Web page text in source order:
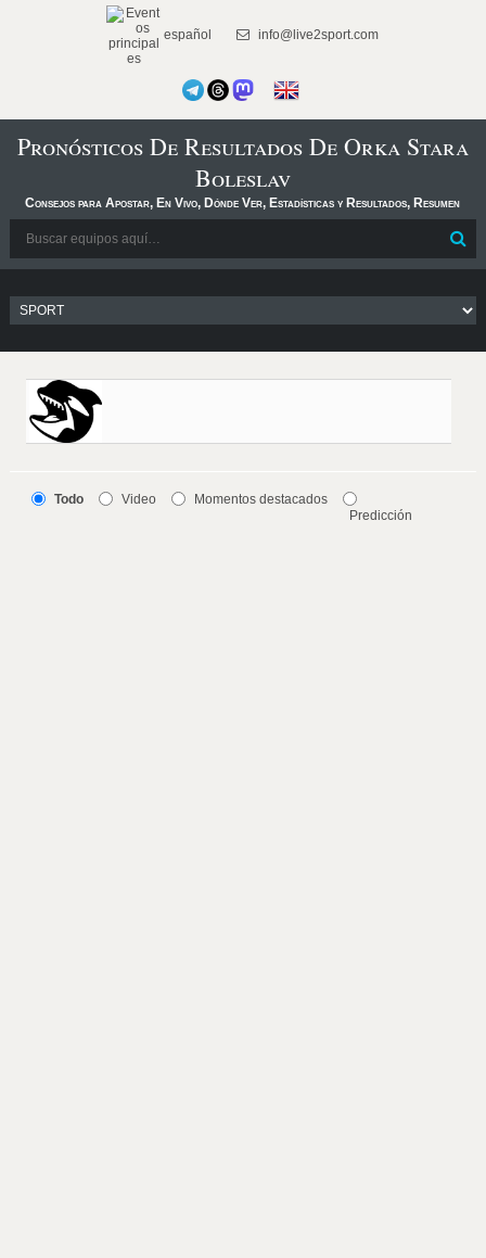
español info@live2sport.com
Pronósticos De Resultados De Orka Stara
Boleslav
Consejos para Apostar, En Vivo, Dónde Ver, Estadísticas y Resultados, Resumen
Todo Video
Momentos destacados
Predicción